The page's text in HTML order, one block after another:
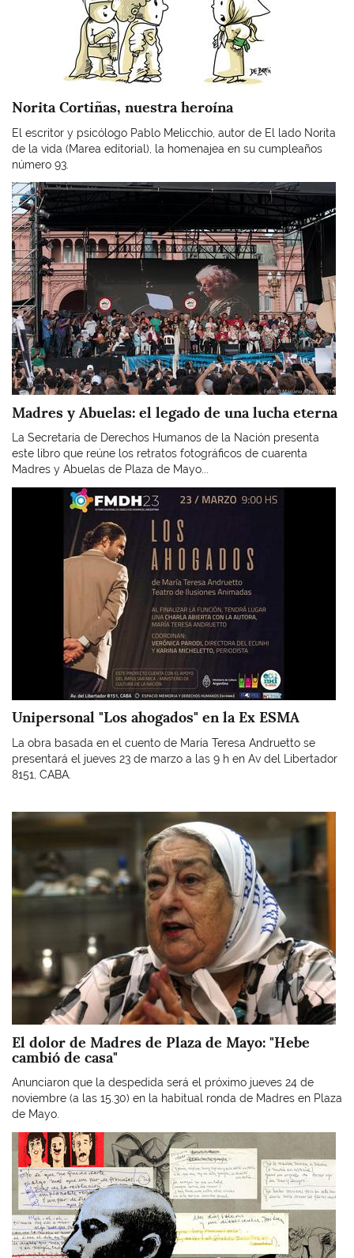
Norita Cortiñas, nuestra heroína
El escritor y psicólogo Pablo Melicchio, autor de El lado Norita
de la vida (Marea editorial), la homenajea en su cumpleaños
número 93.
Imagen
Madres y Abuelas: el legado de una lucha eterna
La Secretaría de Derechos Humanos de la Nación presenta
este libro que reúne los retratos fotográficos de cuarenta
Madres y Abuelas de Plaza de Mayo...
Unipersonal "Los ahogados" en la Ex ESMA
La obra basada en el cuento de María Teresa Andruetto se
presentará el jueves 23 de marzo a las 9 h en Av del Libertador
8151, CABA.
Imagen
El dolor de Madres de Plaza de Mayo: "Hebe
cambió de casa"
Anunciaron que la despedida será el próximo jueves 24 de
noviembre (a las 15.30) en la habitual ronda de Madres en Plaza
de Mayo.
Imagen